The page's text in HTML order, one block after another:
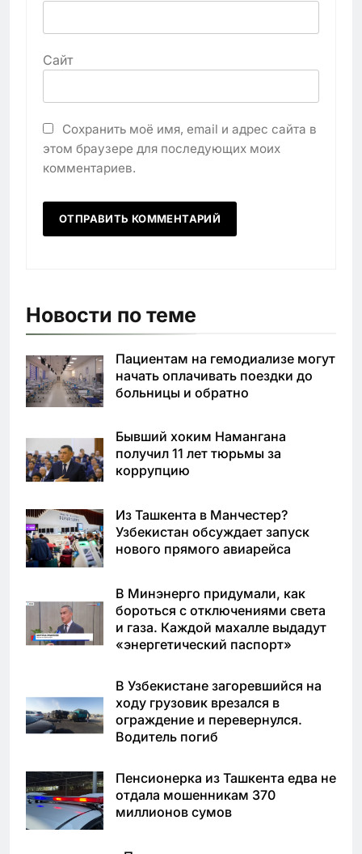
Сайт
Сохранить моё имя, email и адрес сайта в
этом браузере для последующих моих
комментариев.
Новости по теме
Пациентам на гемодиализе могут
начать оплачивать поездки до
больницы и обратно
Бывший хоким Намангана
получил 11 лет тюрьмы за
коррупцию
Из Ташкента в Манчестер?
Узбекистан обсуждает запуск
нового прямого авиарейса
В Минэнерго придумали, как
бороться с отключениями света
и газа. Каждой махалле выдадут
«энергетический паспорт»
В Узбекистане загоревшийся на
ходу грузовик врезался в
ограждение и перевернулся.
Водитель погиб
Пенсионерка из Ташкента едва не
отдала мошенникам 370
миллионов сумов